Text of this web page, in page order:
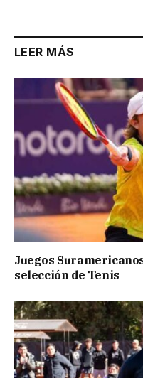
LEER MÁS
Juegos
selección de Tenis